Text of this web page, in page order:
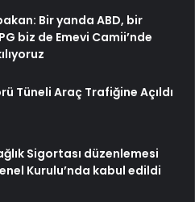
Bir yanda ABD, bir
biz de Emevi Camii’nde
Tüneli Araç Trafiğine Açıldı
Sigortası düzenlemesi
Kurulu’nda kabul edildi